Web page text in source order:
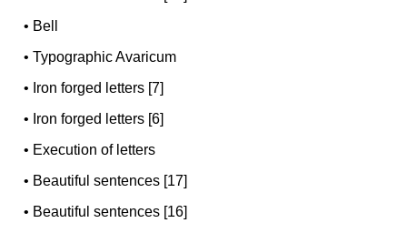
• Bell
•Typographic Avaricum
• Iron forged letters [7]
• Iron forged letters [6]
• Execution of letters
• Beautiful sentences [17]
• Beautiful sentences [16]